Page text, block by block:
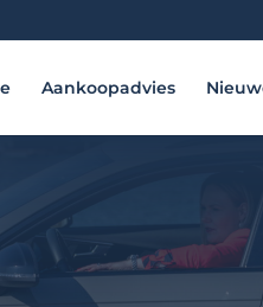
Aankoopadvies